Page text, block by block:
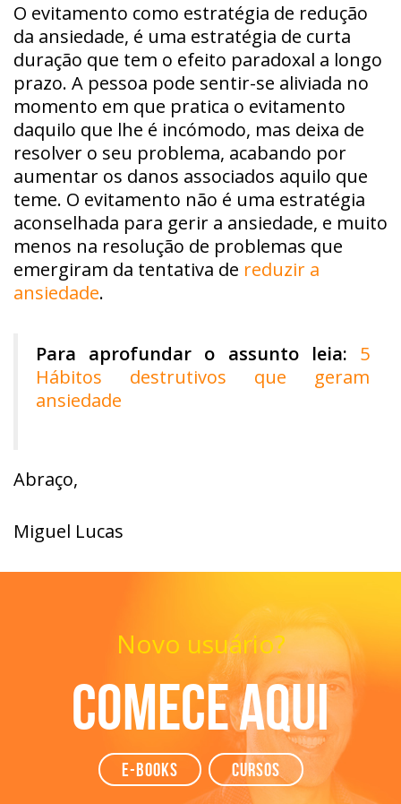
O evitamento como estratégia de redução
da ansiedade, é uma estratégia de curta
duração que tem o efeito paradoxal a longo
prazo. A pessoa pode sentir-se aliviada no
momento em que pratica o evitamento
daquilo que lhe é incómodo, mas deixa de
resolver o seu problema, acabando por
aumentar os danos associados aquilo que
teme. O evitamento não é uma estratégia
aconselhada para gerir a ansiedade, e muito
menos na resolução de problemas que
emergiram da tentativa de reduzir a
ansiedade.
Para aprofundar o assunto leia: 5
Hábitos destrutivos que geram
ansiedade
Abraço,
Miguel Lucas
Novo usuário?
Comece aqui
e-books Cursos